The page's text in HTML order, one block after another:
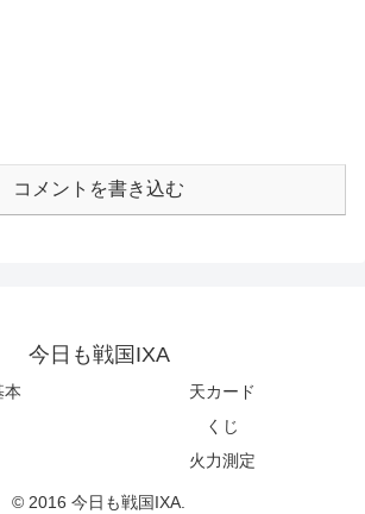
コメントを書き込む
今日も戦国IXA
本
天カード
くじ
火力測定
© 2016 今日も戦国IXA.